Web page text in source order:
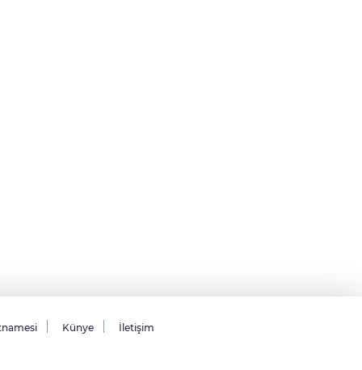
Künye İletişim